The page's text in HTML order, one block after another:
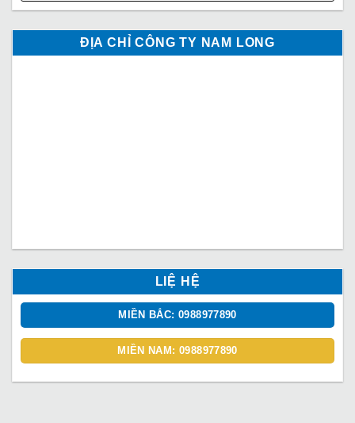
ĐỊA CHỈ CÔNG TY NAM LONG
LIỆ HỆ
MIỀN BẮC: 0988977890
MIỀN NAM: 0988977890